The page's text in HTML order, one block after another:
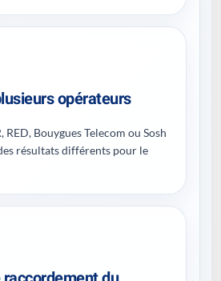
opérateurs
RED, Bouygues Telecom ou Sosh
résultats différents pour le